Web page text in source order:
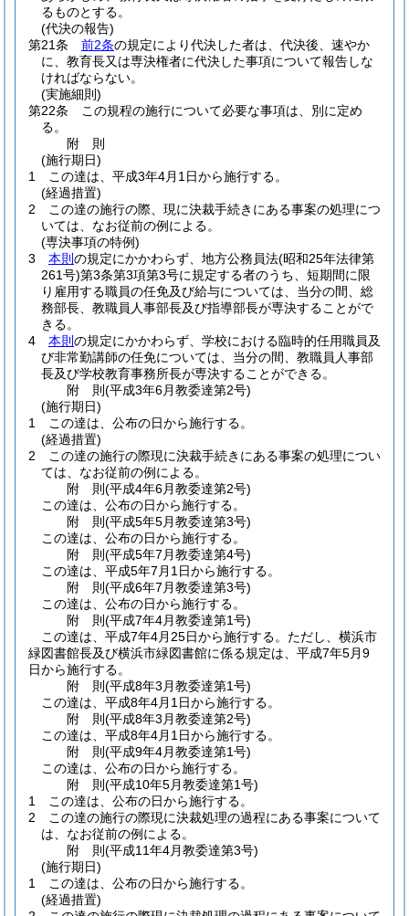
るものとする。
(代決の報告)
第21条
前2条の規定により代決した者は、代決後、速やか
に、教育長又は専決権者に代決した事項について報告しな
ければならない。
(実施細則)
第22条
この規程の施行について必要な事項は、別に定め
る。
附 則
(施行期日)
1
この達は、平成3年4月1日から施行する。
(経過措置)
2
この達の施行の際、現に決裁手続きにある事案の処理につ
いては、なお従前の例による。
(専決事項の特例)
3
本則 の規定にかかわらず、地方公務員法(昭和25年法律第
261号)第3条第3項第3号に規定する者のうち、短期間に限
り雇用する職員の任免及び給与については、当分の間、総
務部長、教職員人事部長及び指導部長が専決することがで
きる。
4
本則 の規定にかかわらず、学校における臨時的任用職員及
び非常勤講師の任免については、当分の間、教職員人事部
長及び学校教育事務所長が専決することができる。
附 則(平成3年6月教委達第2号)
(施行期日)
1
この達は、公布の日から施行する。
(経過措置)
2
この達の施行の際現に決裁手続きにある事案の処理につい
ては、なお従前の例による。
附 則(平成4年6月教委達第2号)
この達は、公布の日から施行する。
附 則(平成5年5月教委達第3号)
この達は、公布の日から施行する。
附 則(平成5年7月教委達第4号)
この達は、平成5年7月1日から施行する。
附 則(平成6年7月教委達第3号)
この達は、公布の日から施行する。
附 則(平成7年4月教委達第1号)
この達は、平成7年4月25日から施行する。 ただし、横浜市
緑図書館長及び横浜市緑図書館に係る規定は、平成7年5月9
日から施行する。
附 則(平成8年3月教委達第1号)
この達は、平成8年4月1日から施行する。
附 則(平成8年3月教委達第2号)
この達は、平成8年4月1日から施行する。
附 則(平成9年4月教委達第1号)
この達は、公布の日から施行する。
附 則(平成10年5月教委達第1号)
1
この達は、公布の日から施行する。
2
この達の施行の際現に決裁処理の過程にある事案について
は、なお従前の例による。
附 則(平成11年4月教委達第3号)
(施行期日)
1
この達は、公布の日から施行する。
(経過措置)